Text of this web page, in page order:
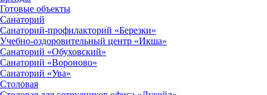
Готовые объекты
Санаторий
Санаторий-профилакторий «Березки»
Учебно-оздоровительный центр «Икша»
Санаторий «Обуховский»
Санаторий «Вороново»
Санаторий «Ува»
Столовая